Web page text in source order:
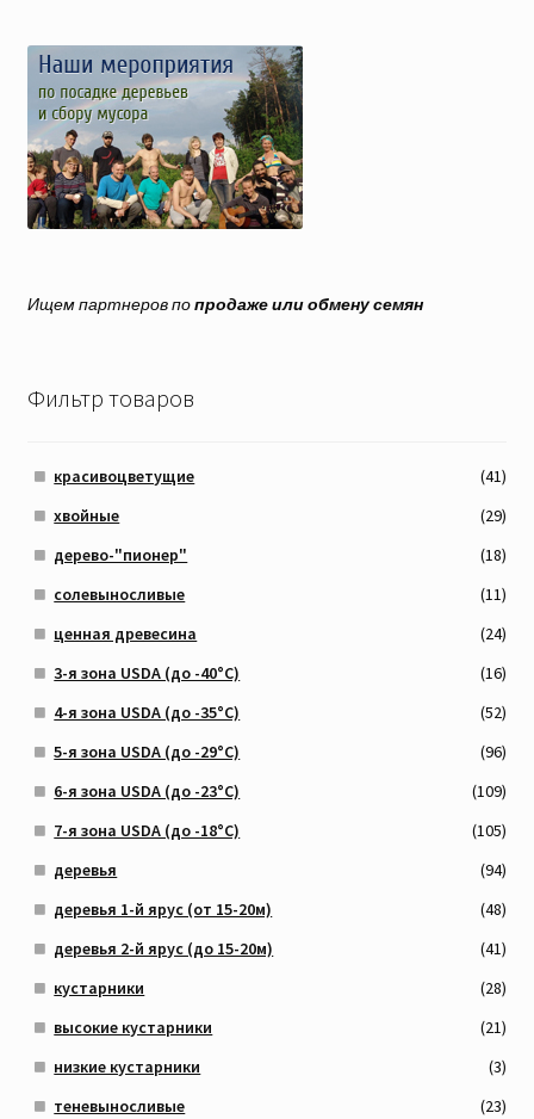
Ищем партнеров попродаже или обмену семян
Фильтр товаров
красивоцветущие
(41)
хвойные
(29)
дерево-"пионер"
(18)
солевыносливые
(11)
ценная древесина
(24)
3-я зона USDA (до -40°C)
(16)
4-я зона USDA (до -35°C)
(52)
5-я зона USDA (до -29°C)
(96)
6-я зона USDA (до -23°C)
(109)
7-я зона USDA (до -18°C)
(105)
деревья
(94)
деревья 1-й ярус (от 15-20м)
(48)
деревья 2-й ярус (до 15-20м)
(41)
кустарники
(28)
высокие кустарники
(21)
низкие кустарники
(3)
теневыносливые
(23)